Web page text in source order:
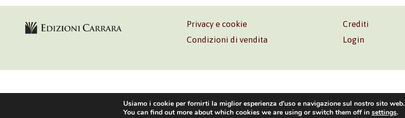
Privacy e cookie
Condizioni di vendita
Crediti
Login
Usiamo i cookie per fornirti la miglior esperienza d'uso e navigazione sul nostro sito web.
You can find out more about which cookies we are using or switch them off in settings.